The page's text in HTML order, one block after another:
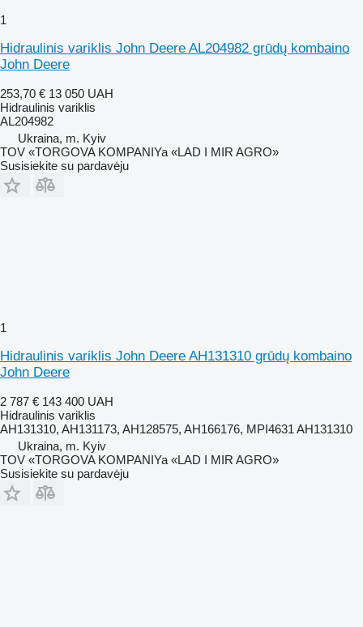
1
Hidraulinis variklis John Deere AL204982 grūdų kombaino
John Deere
253,70 € 13 050 UAH
Hidraulinis variklis
AL204982
Ukraina, m. Kyiv
TOV «TORGOVA KOMPANIYa «LAD I MIR AGRO»
Susisiekite su pardavėju
1
Hidraulinis variklis John Deere AH131310 grūdų kombaino
John Deere
2 787 € 143 400 UAH
Hidraulinis variklis
AH131310, AH131173, AH128575, AH166176, MPI4631 AH131310
Ukraina, m. Kyiv
TOV «TORGOVA KOMPANIYa «LAD I MIR AGRO»
Susisiekite su pardavėju